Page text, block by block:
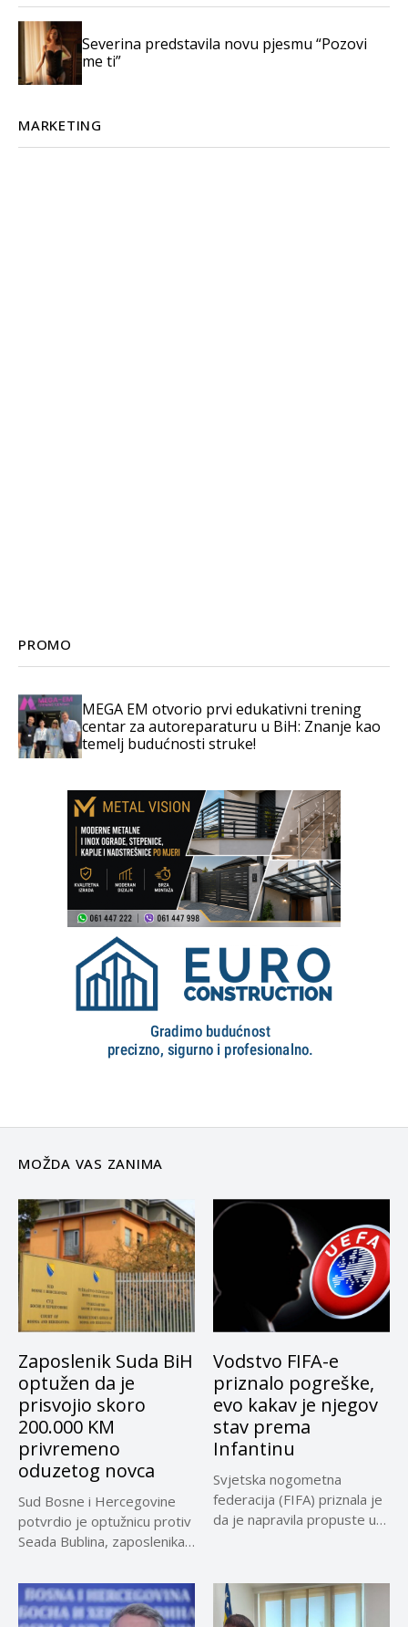
Severina predstavila novu pjesmu “Pozovi
me ti”
MARKETING
PROMO
MEGA EM otvorio prvi edukativni trening
centar za autoreparaturu u BiH: Znanje kao
temelj budućnosti struke!
MOŽDA VAS ZANIMA
Zaposlenik Suda BiH
optužen da je
prisvojio skoro
200.000 KM
privremeno
oduzetog novca
Sud Bosne i Hercegovine
potvrdio je optužnicu protiv
Seada Bublina, zaposlenika
Vodstvo FIFA-e
priznalo pogreške,
evo kakav je njegov
stav prema
Infantinu
Svjetska nogometna
federacija (FIFA) priznala je
da je napravila propuste u